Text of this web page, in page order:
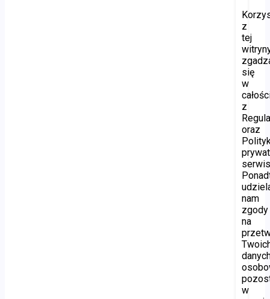
z
tej
się
w
z
oraz
nam
zgody
na
w